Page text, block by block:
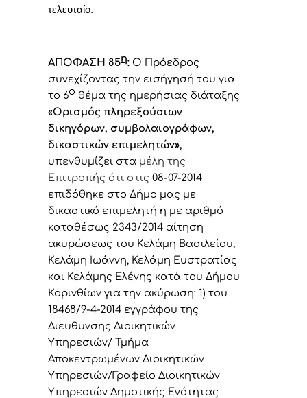
τελευταίο.
ΑΠΟΦΑΣΗ 85η: Ο Πρόεδρος
συνεχίζοντας την εισήγησή του για
το 6ο θέμα της ημερήσιας διάταξης
«Ορισμός πληρεξούσιων
δικηγόρων, συμβολαιογράφων,
δικαστικών επιμελητών»,
υπενθυμίζει στα μέλη της
Επιτροπής ότι στις 08-07-2014
επιδόθηκε στο Δήμο μας με
δικαστικό επιμελητή η με αριθμό
καταθέσως 2343/2014 αίτηση
ακυρώσεως του Κελάμη Βασιλείου,
Κελάμη Ιωάννη, Κελάμη Ευστρατίας
και Κελάμης Ελένης κατά του Δήμου
Κορινθίων για την ακύρωση: 1) του
18468/9-4-2014 εγγράφου της
Διευθυνσης Διοικητικών
Υπηρεσιών/ Τμήμα
Αποκεντρωμένων Διοικητικών
Υπηρεσιών/Γραφείο Διοικητικών
Υπηρεσιών Δημοτικής Ενότητας